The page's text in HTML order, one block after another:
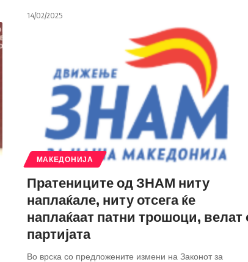
14/02/2025
МАКЕДОНИЈА
Пратениците од ЗНАМ ниту
наплаќале, ниту отсега ќе
наплаќаат патни трошоци, велат
партијата
Во врска со предложените измени на Законот за